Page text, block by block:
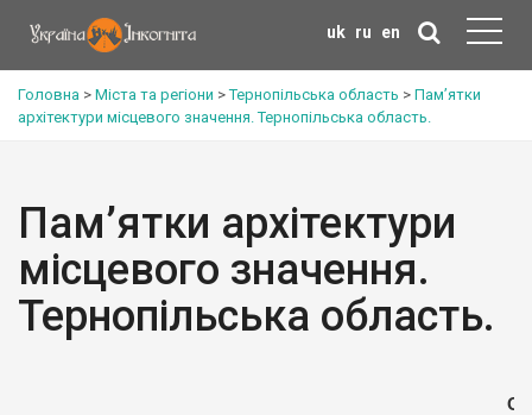
uk ru en
Головна > Міста та регіони >Тернопільська область > Пам’ятки
архітектури місцевого значення. Тернопільська область.
Пам’ятки архітектури
місцевого значення.
Тернопільська область.